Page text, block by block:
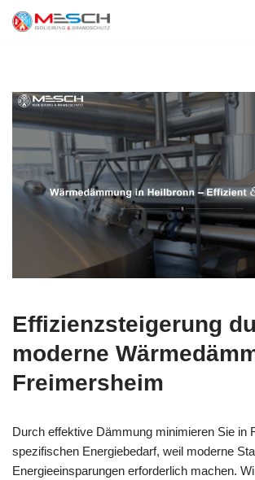
Effizienzsteigerung
moderne
Freimersheim
Durch effektive Dämmung minimieren Sie in
spezifischen Energiebedarf, weil moderne
Energieeinsparungen erforderlich machen.